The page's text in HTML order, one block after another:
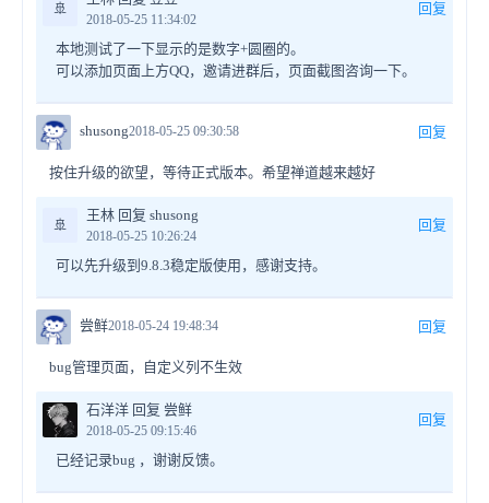
🚢
2018-05-25 11:34:02
回复
本地测试了一下显示的是数字+圆圈的。
可以添加页面上方QQ，邀请进群后，页面截图咨询一下。
shusong2018-05-25 09:30:58 回复
按住升级的欲望，等待正式版本。希望禅道越来越好
🚢
王林 回复 shusong
2018-05-25 10:26:24
回复
可以先升级到9.8.3稳定版使用，感谢支持。
尝鲜2018-05-24 19:48:34 回复
bug管理页面，自定义列不生效
石洋洋 回复 尝鲜
2018-05-25 09:15:46
回复
已经记录bug ，谢谢反馈。